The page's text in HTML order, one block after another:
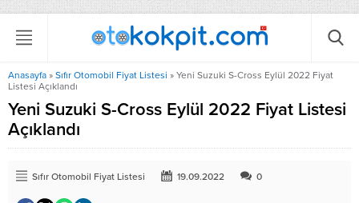
Anasayfa » Sıfır Otomobil Fiyat Listesi » Yeni Suzuki S-Cross Eylül 2022 Fiyat
Listesi Açıklandı
Yeni Suzuki S-Cross Eylül 2022 Fiyat Listesi
Açıklandı
Sıfır Otomobil Fiyat Listesi 19.09.2022 0